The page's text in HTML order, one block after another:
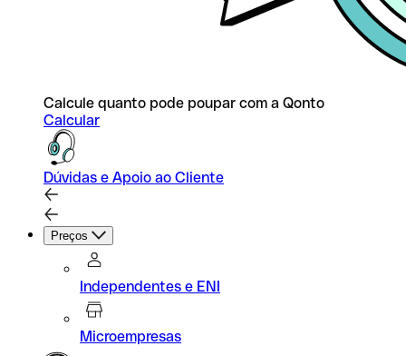
Calcule quanto pode poupar com a Qonto
Calcular
Dúvidas e Apoio ao Cliente
Preços
Independentes e ENI
Microempresas